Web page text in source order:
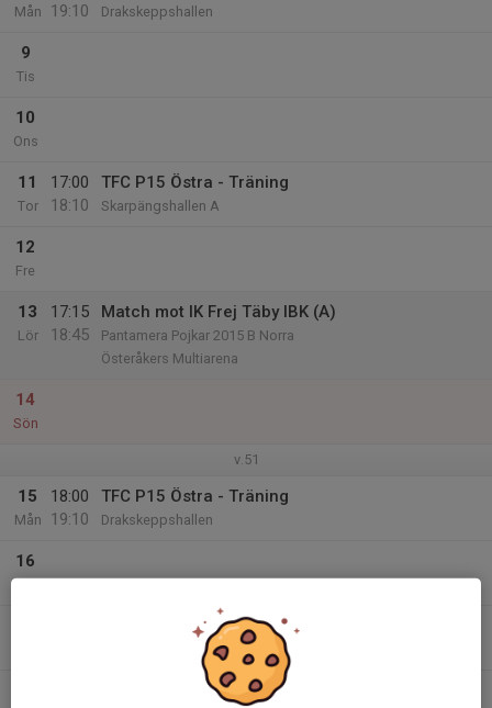
Mån
19:10
Drakskeppshallen
9
Tis
10
Ons
11
Tor
17:00
18:10
TFC P15 Östra - Träning
Skarpängshallen A
12
Fre
13
Lör
17:15
18:45
Match mot IK Frej Täby IBK (A)
Pantamera Pojkar 2015 B Norra
Österåkers Multiarena
14
Sön
v.51
15
Mån
18:00
19:10
TFC P15 Östra - Träning
Drakskeppshallen
16
TFC P15 Östra - Träning